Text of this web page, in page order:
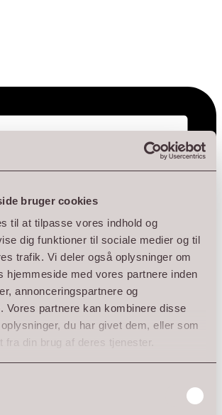
bruger cookies
til at tilpasse vores indhold og
dig funktioner til sociale medier og til
trafik. Vi deler også oplysninger om
hjemmeside med vores partnere inden
annonceringspartnere og
Vores partnere kan kombinere disse
du har givet dem, eller som
fra din brug af deres tjenester.